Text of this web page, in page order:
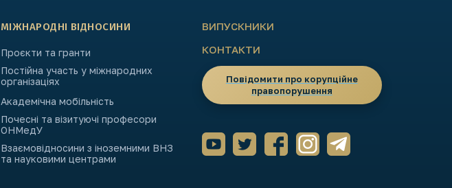
МІЖНАРОДНІ ВІДНОСИНИ
Проєкти та гранти
Постійна участь у міжнародних
організаціях
Академічна мобільність
Почесні та візитуючі професори
ОНМедУ
Взаємовідносини з іноземними ВНЗ
та науковими центрами
ВИПУСКНИКИ
КОНТАКТИ
Повідомити про корупційне
правопорушення